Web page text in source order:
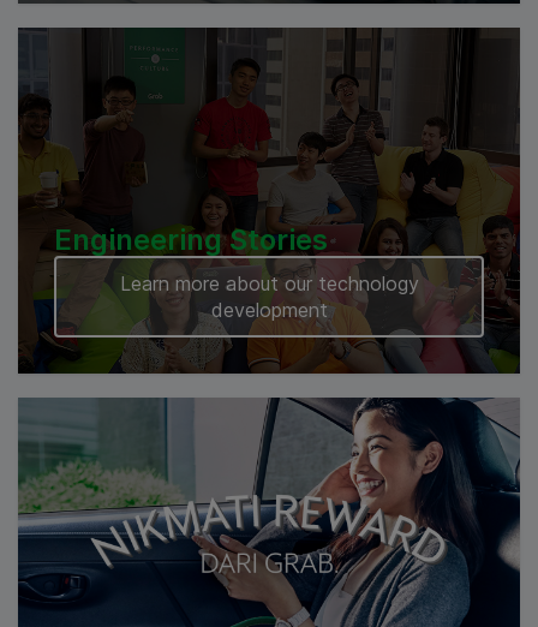
Engineering Stories
Learn more about our technology
development